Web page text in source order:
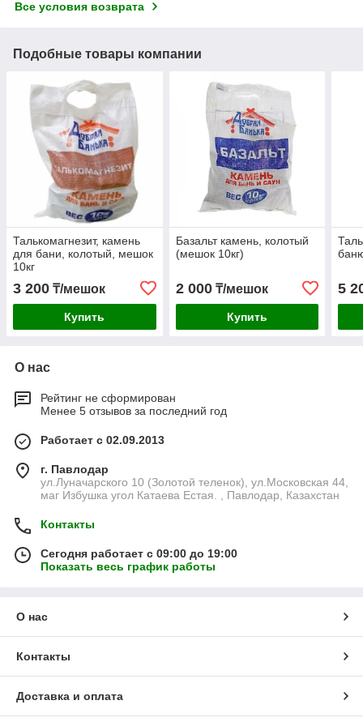
Все условия возврата
Подобные товары компании
Талькомагнезит, камень
для бани, колотый, мешок
10кг
3 200 ₸/мешок
Купить
Базальт камень, колотый
(мешок 10кг)
2 000₸/мешок
Купить
5
О нас
Рейтинг не сформирован
Менее 5 отзывов за последний год
Работает с 02.09.2013
г. Павлодар
ул.Луначарского 10 (Золотой теленок), ул.Московская 44,
маг Избушка угол Катаева Естая. , Павлодар, Казахстан
Контакты
Сегодня работает с 09:00 до 19:00
Показать весь график работы
О нас
Контакты
Доставка и оплата